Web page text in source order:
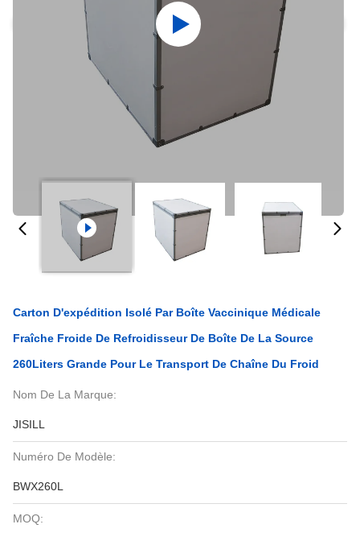
Carton D'expédition Isolé Par Boîte Vaccinique Médicale
Fraîche Froide De Refroidisseur De Boîte De La Source
260Liters Grande Pour Le Transport De Chaîne Du Froid
Nom De La Marque:
JISILL
Numéro De Modèle:
BWX260L
MOQ: